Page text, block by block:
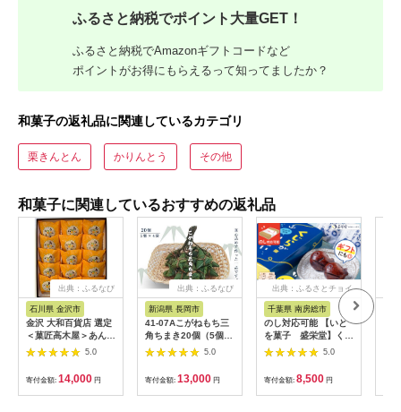
ふるさと納税でポイント大量GET！
ふるさと納税でAmazonギフトコードなど
ポイントがお得にもらえるって知ってましたか？
和菓子の返礼品に関連しているカテゴリ
栗きんとん かりんとう その他
和菓子に関連しているおすすめの返礼品
出典：ふるなび
石川県 金沢市
金沢 大和百貨店 選定
＜菓匠高木屋＞あんず
パイ15個入
5.0
寄付金額: 14,000 円
出典：ふるなび
新潟県 長岡市
41-07Aこがねもち三
角ちまき20個（5個×4
袋）
5.0
寄付金額: 13,000 円
出典：ふるさとチョイ
千葉県 南房総市
のし対応可能 【いと
を菓子 盛栄堂】くじ
らの町南房総のくじら
あげまん 10個入り
mi0067-0002【饅頭
あげまんじゅう かり
んとう饅頭】
5.0
寄付金額: 8,500 円